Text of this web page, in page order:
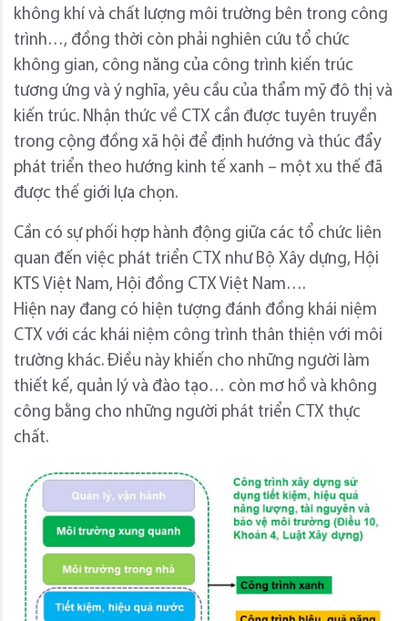
không khí và chất lượng môi trường bên trong công
trình…, đồng thời còn phải nghiên cứu tổ chức
không gian, công năng của công trình kiến trúc
tương ứng và ý nghĩa, yêu cầu của thẩm mỹ đô thị và
kiến trúc. Nhận thức về CTX cần được tuyên truyền
trong cộng đồng xã hội để định hướng và thúc đẩy
phát triển theo hướng kinh tế xanh – một xu thế đã
được thế giới lựa chọn.
Cần có sự phối hợp hành động giữa các tổ chức liên
quan đến việc phát triển CTX như Bộ Xây dựng, Hội
KTS Việt Nam, Hội đồng CTX Việt Nam….
Hiện nay đang có hiện tượng đánh đồng khái niệm
CTX với các khái niệm công trình thân thiện với môi
trường khác. Điều này khiến cho những người làm
thiết kế, quản lý và đào tạo… còn mơ hồ và không
công bằng cho những người phát triển CTX thực
chất.